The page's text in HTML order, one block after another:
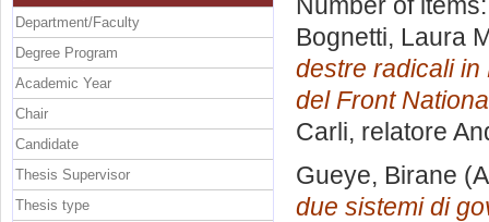
Bognetti, Laura
destre radicali in
del Front
Carli, relatore
Gueye, Birane
due sistemi di
Department/Faculty
Degree Program
Academic Year
Chair
Candidate
Thesis Supervisor
Thesis type